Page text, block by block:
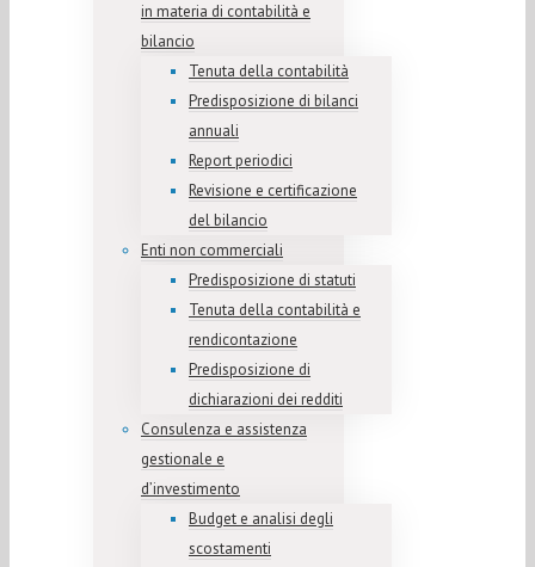
in materia di contabilità e
bilancio
Tenuta della contabilità
Predisposizione di bilanci
annuali
Report periodici
Revisione e certificazione
del bilancio
Enti non commerciali
Predisposizione di statuti
Tenuta della contabilità e
rendicontazione
Predisposizione di
dichiarazioni dei redditi
Consulenza e assistenza
gestionale e
d’investimento
Budget e analisi degli
scostamenti